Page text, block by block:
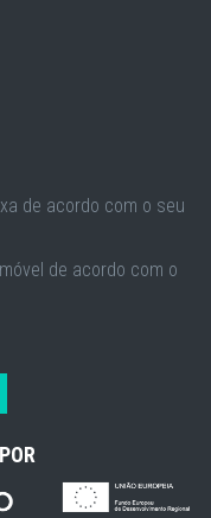
de acordo com o seu
de acordo com o